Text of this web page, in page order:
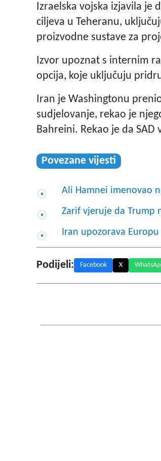
Izraelska vojska izjavila je
ciljeva u Teheranu,
proizvodne sustave za
Izvor upoznat s internim
opcija, koje uključuju
Iran je Washingtonu
sudjelovanje, rekao je
Bahreini. Rekao je da
Povezane vijesti
Ali Hamnei imenovao
Zarif vjeruje da Trump
Iran upozorava
Podijeli: Facebook X